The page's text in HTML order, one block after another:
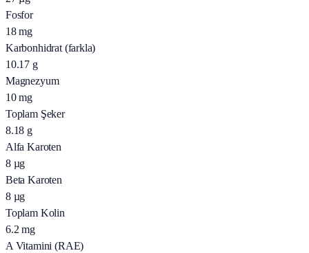
Fosfor
18 mg
Karbonhidrat (farkla)
10.17 g
Magnezyum
10 mg
Toplam Şeker
8.18 g
Alfa Karoten
8 µg
Beta Karoten
8 µg
Toplam Kolin
6.2 mg
A Vitamini (RAE)